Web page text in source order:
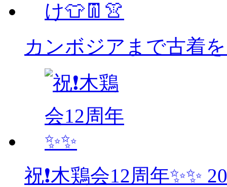
カンボジアまで古着
祝❗木鶏会12周年✨✨